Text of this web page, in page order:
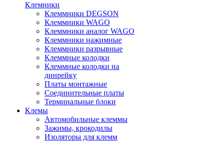
Клемники
Клеммники DEGSON
Клеммники WAGO
Клеммники аналог WAGO
Клеммники нажимные
Клеммники разрывные
Клеммные колодки
Клеммные колодки на
динрейку
Платы монтажные
Соединительные платы
Терминальные блоки
Клемы
Автомобильные клеммы
Зажимы, крокодилы
Изоляторы для клемм